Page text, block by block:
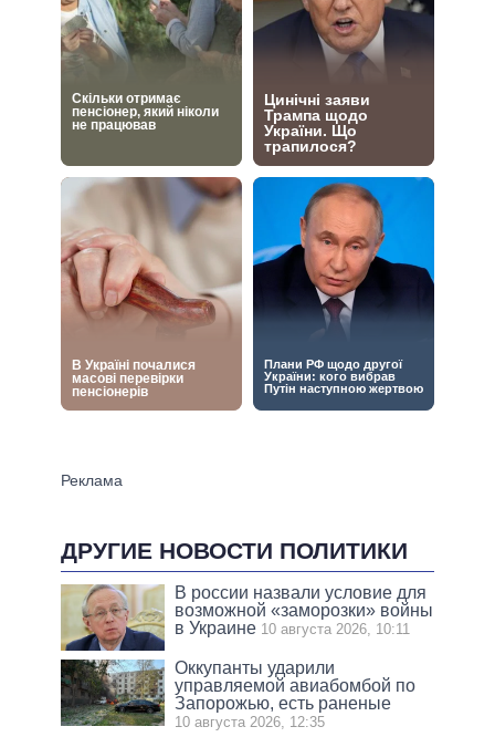
ДРУГИЕ НОВОСТИ ПОЛИТИКИ
В россии назвали условие для
возможной «заморозки» войны
в Украине 10 августа 2026, 10:11
Оккупанты ударили
управляемой авиабомбой по
Запорожью, есть раненые
10 августа 2026, 12:35